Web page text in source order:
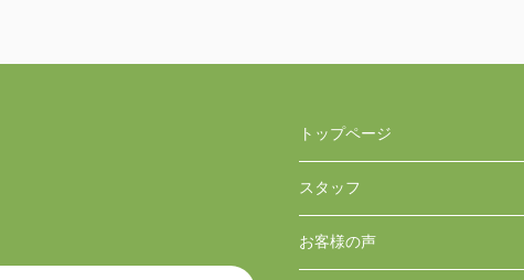
トップページ
スタッフ
お客様の声